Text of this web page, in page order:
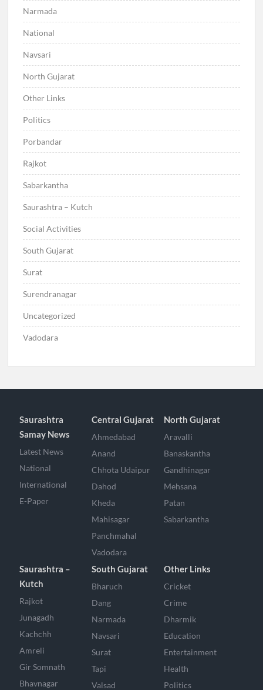
Narmada
National
Navsari
North Gujarat
Other Links
Politics
Porbandar
Rajkot
Sabarkantha
Saurashtra – Kutch
Social Activities
South Gujarat
Surat
Surendranagar
Uncategorized
Vadodara
Saurashtra
Samay News
Latest News
National
International
E-Paper
Central Gujarat
Ahmedabad
Anand
Chhota Udaipur
Dahod
Kheda
Mahisagar
Panchmahal
Vadodara
North Gujarat
Aravalli
Banaskantha
Gandhinagar
Mehsana
Patan
Sabarkantha
Saurashtra –
Kutch
Rajkot
Junagadh
Kachchh
Amreli
Gir Somnath
Bhavnagar
South Gujarat
Bharuch
Dang
Narmada
Navsari
Surat
Tapi
Valsad
Other Links
Cricket
Crime
Dharmik
Education
Entertainment
Health
Politics